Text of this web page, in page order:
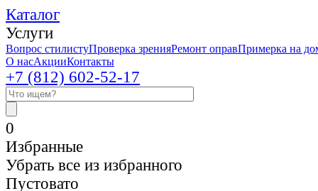
Каталог
Услуги
Вопрос стилистуПроверка зренияРемонт оправПримерка на
О насАкцииКонтакты
+7 (812) 602-52-17
0
Избранные
Убрать все из избранного
Пустовато